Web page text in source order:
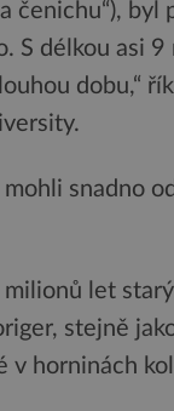
čenichu“), byl
délkou asi 9
dobu,“
snadno
let
stejně
v horninách